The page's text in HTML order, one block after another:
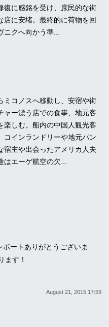
復に感銘を受け、庶民的な街
店に安堵。最終的に荷物を回
クへ向かう準...
ミコノスへ移動し、安宿や街
ャー漂う店での食事、地元客
楽しむ。船内の中国人観光客
コインランドリーや地元パン
宿主や出会ったアメリカ人夫
はエーゲ航空の欠...
ポートありがとうございま
ます！
August 21, 2015 17:59